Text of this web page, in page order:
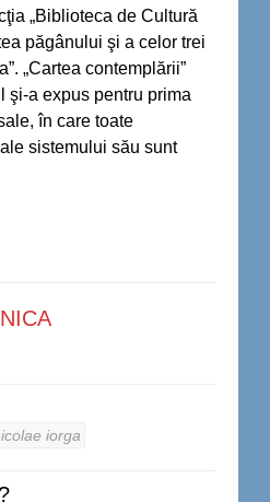
„Biblioteca de Cultură
păgânului şi a celor trei
„Cartea contemplării”
şi-a expus pentru prima
în care toate
sistemului său sunt
iorga